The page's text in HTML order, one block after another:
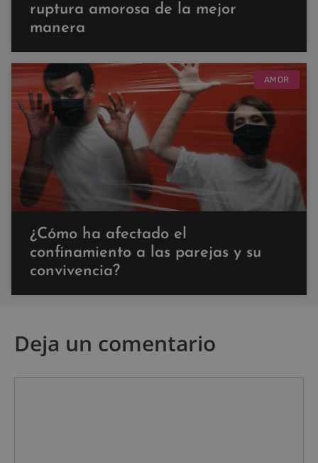
ruptura amorosa de la mejor
manera
AMOR
¿Cómo ha afectado el
confinamiento a las parejas y su
convivencia?
Deja un comentario